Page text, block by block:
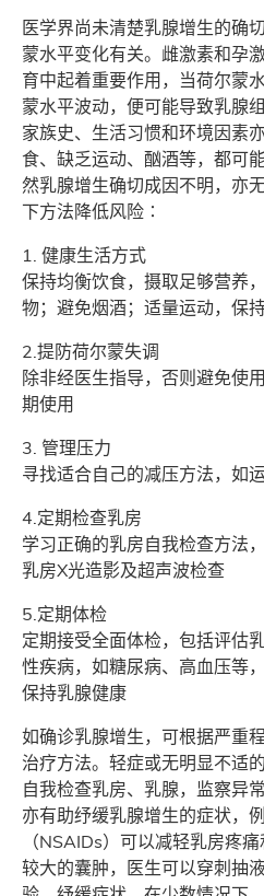
医学界尚未清楚乳腺增生的确
蒙水平变化有关。雌激素和孕
育中起着重要作用，当荷尔蒙
蒙水平波动，便可能导致乳腺
家族史、生活习惯和环境因素
食、缺乏运动、酗酒等，都可
然乳腺增生确切成因不明，亦
下方法降低风险∶
1. 健康生活方式
保持均衡饮食，摄取足够营养
物；避免烟酒；适量运动，保
2.提防荷尔蒙失调
除非经医生指导，否则避免使
期使用
3. 管理压力
寻找适合自己的减压方法，如
4.定期检查乳房
学习正确的乳房自我检查方法
乳房X光造影及超声波检查
5.定期体检
定期接受全面体检，包括评估
性疾病，如糖尿病、高血压等
保持乳腺健康
如确诊乳腺增生，可根据严重
治疗方法。轻症或无明显不适
自我检查乳房、乳腺，监察异
亦有助纾缓乳腺增生的症状，
（NSAIDs）可以减轻乳房疼
较大的囊肿，医生可以穿刺抽